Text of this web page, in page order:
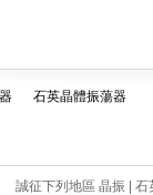
石英晶體振蕩器
誠征下列地區 晶振 |